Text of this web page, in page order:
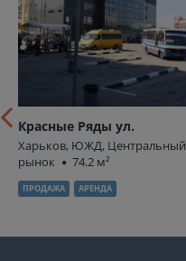
Красные Ряды ул.
Харьков, ЮЖД, Центральный
рынок
74.2 м²
ПРОДАЖА АРЕНДА